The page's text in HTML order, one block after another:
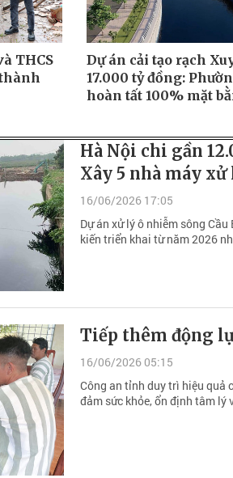
THCS
Dự án cải tạo rạch
17.000 tỷ đồng:
hoàn tất 100% mặt
Hà Nội chi gần
Xây 5 nhà máy
16/06/2026 17:05
Dự án xử lý ô nhiễm sông
kiến triển khai từ năm 2026
Tiếp thêm động
16/06/2026 05:15
Công an tỉnh duy trì hiệu quả
đảm sức khỏe, ổn định tâm lý